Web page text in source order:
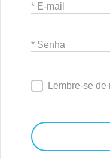
* E-mail
* Senha
Lembre-se de